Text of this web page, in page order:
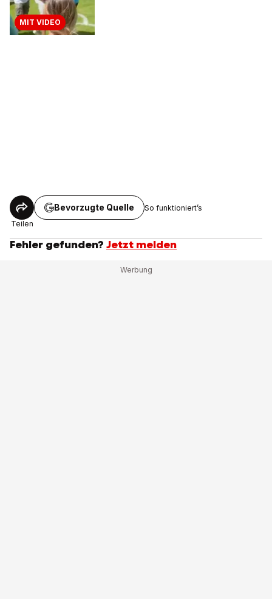
MIT VIDEO
Teilen
Bevorzugte Quelle So funktioniert’s
Fehler gefunden? Jetzt melden